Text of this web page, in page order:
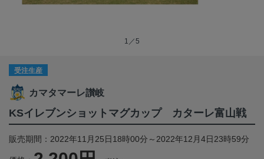
1／5
受注生産
カマタマーレ讃岐
KSイレブンショットマグカップ カターレ富山戦
販売期間：2022年11月25日18時00分～2022年12月4日23時59分